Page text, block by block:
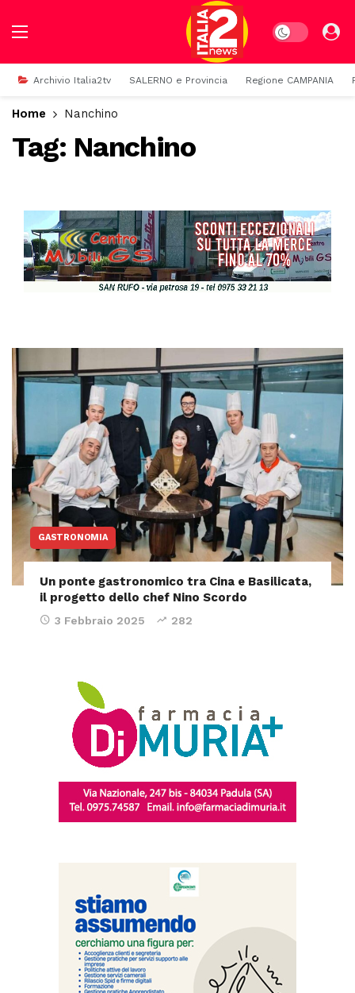
Dark mode
Archivio Italia2tv SALERNO e Provincia Regione CAMPANIA
Home Nanchino
Tag: Nanchino
GASTRONOMIA
Un ponte gastronomico tra Cina e Basilicata,
il progetto dello chef Nino Scordo
3 Febbraio 2025 282